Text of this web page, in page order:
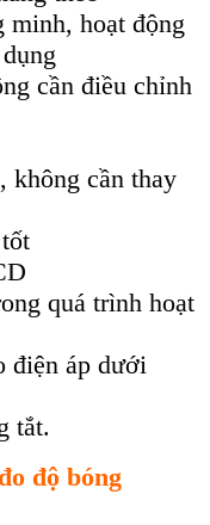
minh, hoạt động
cần điều chỉnh
không cần thay
quá trình hoạt
điện áp dưới
tắt.
độ bóng